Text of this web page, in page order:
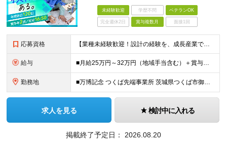
未経験歓迎 学歴不問 ベテランOK
完全週休2日 賞与複数月 面接1回
応募資格 【業種未経験歓迎！設計の経験を、成長産業で活かせます】 ＜応募条件＞ ◇高卒以上 ◇業種未経験歓迎 ◇何らかの製品設計経験をお持ちの方（分野不問） └2DCADまたは3DCADの操作経験がある方を想
給与 ■月給25万円～32万円（地域手当含む）＋賞与年2回（5カ月分※昨年度実績）＋各種手当 ※上記月給には月1万9075円以上の地域手当を含みます ※上記月給に残業代は含みません、残業代は別途全額支給い
勤務地 ■万博記念 つくば先端事業所 茨城県つくば市御幸が丘18 ※U・Iターン歓迎
求人を見る 検討中に入れる
掲載終了予定日： 2026.08.20